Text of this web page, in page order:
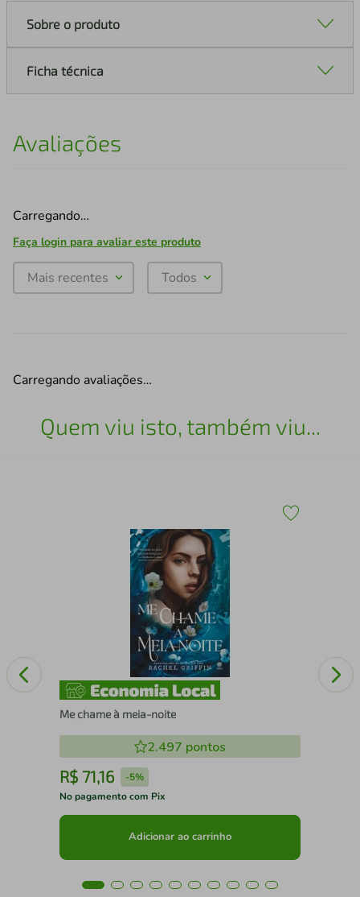
Sobre o produto
Ficha técnica
Avaliações
Carregando…
Faça login para avaliar este produto
Mais recentes Todos
Carregando avaliações…
Quem viu isto, também viu...
Me chame à meia-noite
2.497 pontos
R$ 71,16 -5%
No pagamento com Pix
Adicionar ao carrinho